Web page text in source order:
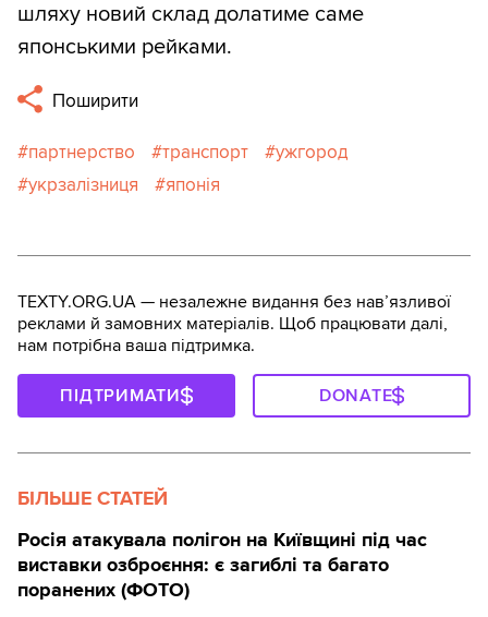
шляху новий склад долатиме саме
японськими рейками.
Поширити
партнерство транспорт
ужгород
укрзалізниця
японія
TEXTY.ORG.UA — незалежне видання без навʼязливої
реклами й замовних матеріалів. Щоб працювати далі,
нам потрібна ваша підтримка.
ПІДТРИМАТИ DONATE
БІЛЬШЕ СТАТЕЙ
Росія атакувала полігон на Київщині під час
виставки озброєння: є загиблі та багато
поранених (ФОТО)